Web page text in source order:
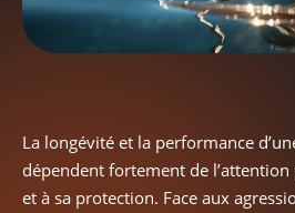
La longévité et la performance
dépendent fortement de
et à sa protection. Face aux